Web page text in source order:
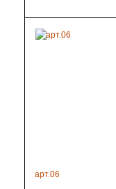
арт.06